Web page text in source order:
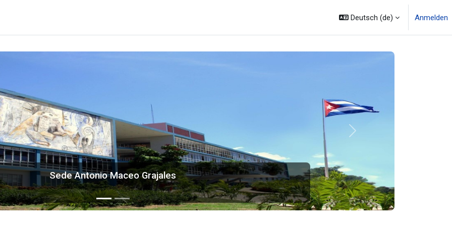
Deutsch ‎(de)‎ Anmelden
Sede Antonio Maceo Grajales
Weiter